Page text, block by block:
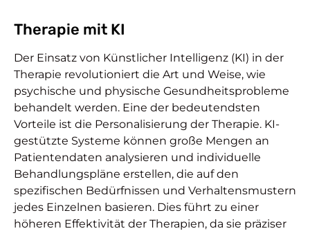
Therapie mit KI
Der Einsatz von Künstlicher Intelligenz (KI) in der
Therapie revolutioniert die Art und Weise, wie
psychische und physische Gesundheitsprobleme
behandelt werden. Eine der bedeutendsten
Vorteile ist die Personalisierung der Therapie. KI-
gestützte Systeme können große Mengen an
Patientendaten analysieren und individuelle
Behandlungspläne erstellen, die auf den
spezifischen Bedürfnissen und Verhaltensmustern
jedes Einzelnen basieren. Dies führt zu einer
höheren Effektivität der Therapien, da sie präziser